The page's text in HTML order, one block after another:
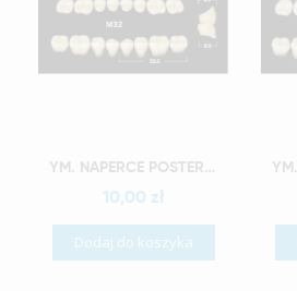
Szybki podgląd YM. NAPERCE POSTERIOR - AKRYLOWE ZĘBY SZTUCZNE - A3-M32D
10,00 zł
Dodaj do koszyka